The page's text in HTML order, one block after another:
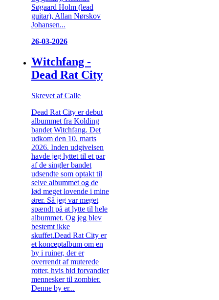
Søgaard Holm (lead
guitar), Allan Nørskov
Johansen...
26-03-2026
Witchfang -
Dead Rat City
Skrevet af Calle
Dead Rat City er debut
albummet fra Kolding
bandet Witchfang. Det
udkom den 10. marts
2026. Inden udgivelsen
havde jeg lyttet til et par
af de singler bandet
udsendte som optakt til
selve albummet og de
lød meget lovende i mine
ører. Så jeg var meget
spændt på at lytte til hele
albummet. Og jeg blev
bestemt ikke
skuffet.Dead Rat City er
et konceptalbum om en
by i ruiner, der er
overrendt af muterede
rotter, hvis bid forvandler
mennesker til zombier.
Denne by er...